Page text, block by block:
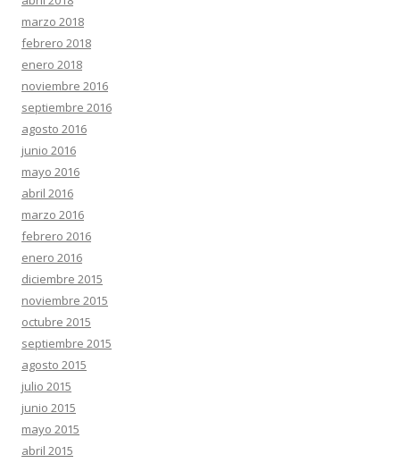
marzo 2018
febrero 2018
enero 2018
noviembre 2016
septiembre 2016
agosto 2016
junio 2016
mayo 2016
abril 2016
marzo 2016
febrero 2016
enero 2016
diciembre 2015
noviembre 2015
octubre 2015
septiembre 2015
agosto 2015
julio 2015
junio 2015
mayo 2015
abril 2015